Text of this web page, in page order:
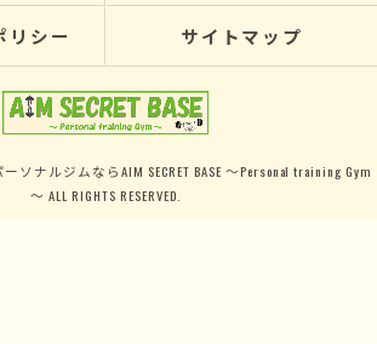
リシー サイトマップ
ナルジムならAIM SECRET BASE ～Personal training Gym
～ ALL RIGHTS RESERVED.